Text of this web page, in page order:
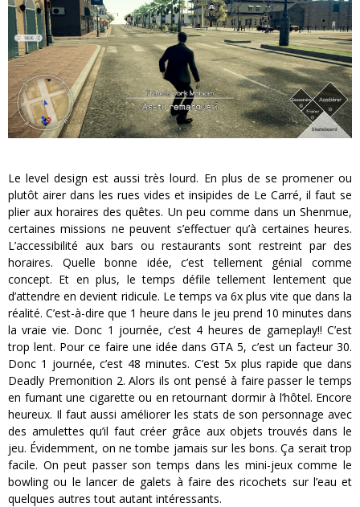
Le level design est aussi très lourd. En plus de se promener ou
plutôt airer dans les rues vides et insipides de Le Carré, il faut se
plier aux horaires des quêtes. Un peu comme dans un Shenmue,
certaines missions ne peuvent s’effectuer qu’à certaines heures.
L’accessibilité aux bars ou restaurants sont restreint par des
horaires. Quelle bonne idée, c’est tellement génial comme
concept. Et en plus, le temps défile tellement lentement que
d’attendre en devient ridicule. Le temps va 6x plus vite que dans la
réalité. C’est-à-dire que 1 heure dans le jeu prend 10 minutes dans
la vraie vie. Donc 1 journée, c’est 4 heures de gameplay!! C’est
trop lent. Pour ce faire une idée dans GTA 5, c’est un facteur 30.
Donc 1 journée, c’est 48 minutes. C’est 5x plus rapide que dans
Deadly Premonition 2. Alors ils ont pensé à faire passer le temps
en fumant une cigarette ou en retournant dormir à l’hôtel. Encore
heureux. Il faut aussi améliorer les stats de son personnage avec
des amulettes qu’il faut créer grâce aux objets trouvés dans le
jeu. Évidemment, on ne tombe jamais sur les bons. Ça serait trop
facile. On peut passer son temps dans les mini-jeux comme le
bowling ou le lancer de galets à faire des ricochets sur l’eau et
quelques autres tout autant intéressants.